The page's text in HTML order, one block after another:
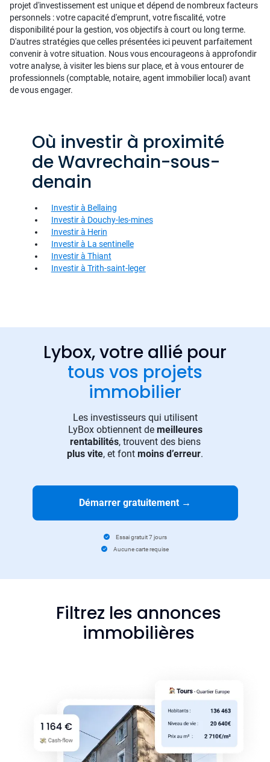
projet d'investissement est unique et dépend de nombreux facteurs
personnels : votre capacité d'emprunt, votre fiscalité, votre
disponibilité pour la gestion, vos objectifs à court ou long terme.
D'autres stratégies que celles présentées ici peuvent parfaitement
convenir à votre situation. Nous vous encourageons à approfondir
votre analyse, à visiter les biens sur place, et à vous entourer de
professionnels (comptable, notaire, agent immobilier local) avant
de vous engager.
Où investir à proximité
de Wavrechain-sous-
denain
Investir à Bellaing
Investir à Douchy-les-mines
Investir à Herin
Investir à La sentinelle
Investir à Thiant
Investir à Trith-saint-leger
Lybox, votre allié pour
tous vos projets
immobilier
Les investisseurs qui utilisent
LyBox obtiennent de meilleures
rentabilités, trouvent des biens
plus vite, et font moins d’erreur.
Démarrer gratuitement →
Essai gratuit 7 jours
Aucune carte requise
Filtrez les annonces
immobilières